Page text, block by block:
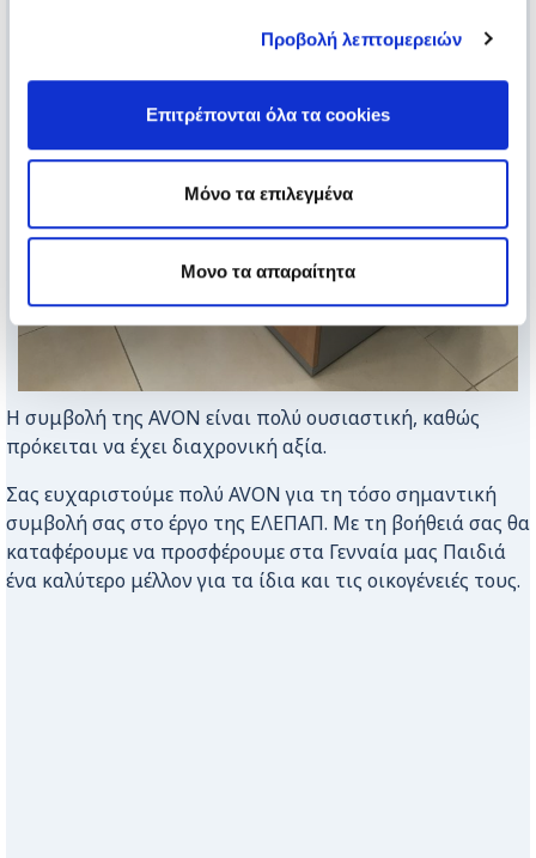
Προβολή λεπτομερειών
Επιτρέπονται όλα τα cookies
Μόνο τα επιλεγμένα
Μονο τα απαραίτητα
Η συμβολή της AVON είναι πολύ ουσιαστική, καθώς
πρόκειται να έχει διαχρονική αξία.
Σας ευχαριστούμε πολύ AVON για τη τόσο σημαντική
συμβολή σας στο έργο της ΕΛΕΠΑΠ. Με τη βοήθειά σας θα
καταφέρουμε να προσφέρουμε στα Γενναία μας Παιδιά
ένα καλύτερο μέλλον για τα ίδια και τις οικογένειές τους.